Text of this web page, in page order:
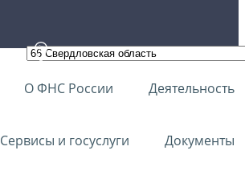
О ФНС России Деятельность
Сервисы и госуслуги Документы